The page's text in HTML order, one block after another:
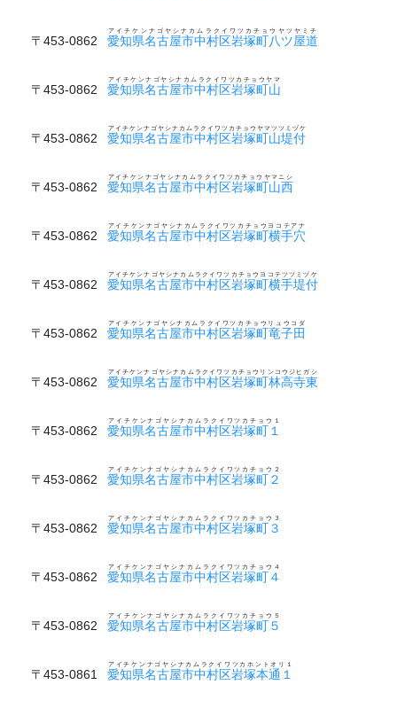
〒453-0862 愛知県名古屋市中村区岩塚町八ツ屋道
アイチケンナゴヤシナカムラクイワツカチョウヤツヤミチ
〒453-0862 愛知県名古屋市中村区岩塚町山
アイチケンナゴヤシナカムラクイワツカチョウヤマ
〒453-0862 愛知県名古屋市中村区岩塚町山堤付
アイチケンナゴヤシナカムラクイワツカチョウヤマツツミヅケ
〒453-0862 愛知県名古屋市中村区岩塚町山西
アイチケンナゴヤシナカムラクイワツカチョウヤマニシ
〒453-0862 愛知県名古屋市中村区岩塚町横手穴
アイチケンナゴヤシナカムラクイワツカチョウヨコテアナ
〒453-0862 愛知県名古屋市中村区岩塚町横手堤付
アイチケンナゴヤシナカムラクイワツカチョウヨコテツツミヅケ
〒453-0862 愛知県名古屋市中村区岩塚町竜子田
アイチケンナゴヤシナカムラクイワツカチョウリュウコダ
〒453-0862 愛知県名古屋市中村区岩塚町林高寺東
アイチケンナゴヤシナカムラクイワツカチョウリンコウジヒガシ
〒453-0862 愛知県名古屋市中村区岩塚町１
アイチケンナゴヤシナカムラクイワツカチョウ１
〒453-0862 愛知県名古屋市中村区岩塚町２
アイチケンナゴヤシナカムラクイワツカチョウ２
〒453-0862 愛知県名古屋市中村区岩塚町３
アイチケンナゴヤシナカムラクイワツカチョウ３
〒453-0862 愛知県名古屋市中村区岩塚町４
アイチケンナゴヤシナカムラクイワツカチョウ４
〒453-0862 愛知県名古屋市中村区岩塚町５
アイチケンナゴヤシナカムラクイワツカチョウ５
〒453-0861 愛知県名古屋市中村区岩塚本通１
アイチケンナゴヤシナカムラクイワツカホントオリ１